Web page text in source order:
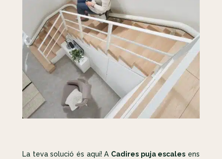
La teva solució és aquí! A Cadires puja escales ens